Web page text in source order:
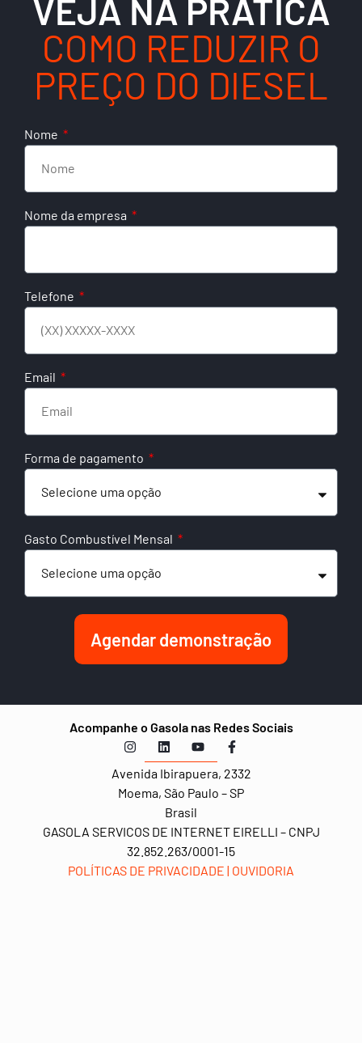
VEJA NA PRÁTICA
COMO REDUZIR O
PREÇO DO DIESEL
Nome
Nome da empresa
Telefone
Email
Forma de pagamento
Gasto Combustível Mensal
Agendar demonstração
Acompanhe o Gasola nas Redes Sociais
Avenida Ibirapuera, 2332
Moema, São Paulo – SP
Brasil
GASOLA SERVICOS DE INTERNET EIRELLI – CNPJ
32.852.263/0001-15
POLÍTICAS DE PRIVACIDADE | OUVIDORIA